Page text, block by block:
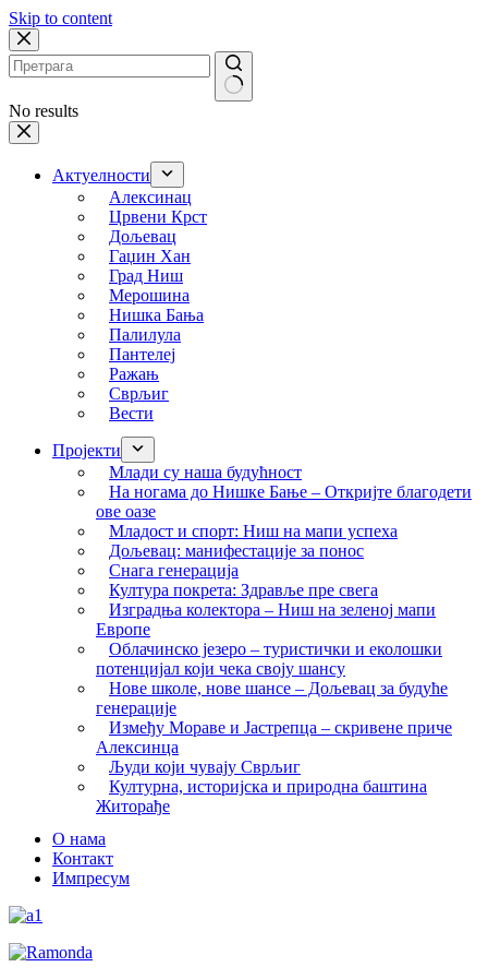
Skip to content
No results
Актуелности
Алексинац
Црвени Крст
Дољевац
Гаџин Хан
Град Ниш
Мерошина
Нишка Бања
Палилула
Пантелеј
Ражањ
Сврљиг
Вести
Пројекти
Млади су наша будућност
На ногама до Нишке Бање – Откријте благодети
ове оазе
Младост и спорт: Ниш на мапи успеха
Дољевац: манифестације за понос
Снага генерација
Култура покрета: Здравље пре свега
Изградња колектора – Ниш на зеленој мапи
Европе
Облачинско језеро – туристички и еколошки
потенцијал који чека своју шансу
Нове школе, нове шансе – Дољевац за будуће
генерације
Између Мораве и Јастрепца – скривене приче
Алексинца
Људи који чувају Сврљиг
Културна, историјска и природна баштина
Житорађе
О нама
Контакт
Импресум